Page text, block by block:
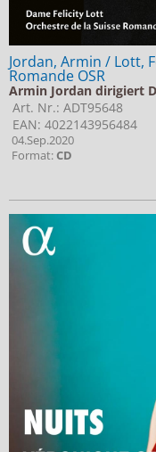
Jordan, Armin / Lott,
Romande OSR
Armin Jordan dirigiert
Art. Nr.: ADT95648
EAN: 4022143956484
04.Sep.2020
Format:CD